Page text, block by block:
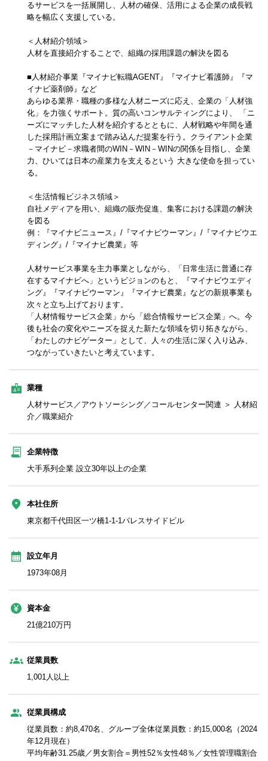
るサービスを一括展開し、人材の確保、活用による企業の成長戦
略を幅広く支援している。
＜人材紹介領域＞
人材を直接紹介することで、組織の採用課題の解決を図る
■人材紹介事業『マイナビ転職AGENT』『マイナビ看護師』『マ
イナビ薬剤師』など
あらゆる業界・職種の多様な人材ニーズに応え、企業の「人材強
化」を力強くサポート。質の高いコンサルティングにより、 「ニ
ーズにマッチした人材を紹介するとともに、人材戦略や年間を通
した採用計画立案まで踏み込んだ提案を行う。クライアント企業
－マイナビ－求職者間のWIN－WIN－WINの関係を目指し、企業
力、ひいては日本の産業力を支えるという 大きな使命を担ってい
る。
＜生活情報ビジネス領域＞
自社メディアを用い、組織の販売促進、集客における課題の解決
を図る
例：『マイナビニュース』/『マイナビウーマン』/『マイナビウエ
ディング』/『マイナビ農業』等
人材サービス事業を主力事業としながら、「日常生活に普通に存
在するマイナビへ」というビジョンのもと、『マイナビウエディ
ング』『マイナビウーマン』『マイナビ農業』などの新規事業も
次々と立ち上げております。
「人材情報サービス企業」から「総合情報サービス企業」へ。今
後も社会の変化やニーズを捉えた新たな領域を切り拓きながら、
「わたしのナビゲーター」として、人々の生活に深く入り込み、
つながっていきたいと考えています。
業種
人材サービス／アウトソーシング／コールセンター関連 ＞ 人材紹
介／職業紹介
企業特徴
大手系列企業 設立30年以上の企業
本社住所
東京都千代田区一ツ橋1-1-1パレスサイドビル
設立年月
1973年08月
資本金
21億210万円
従業員数
1,001人以上
従業員構成
従業員数：約8,470名、グループ全体従業員数：約15,000名（2024
年12月現在）
平均年齢31.25歳／男女割合＝男性52％女性48％／女性管理職割合